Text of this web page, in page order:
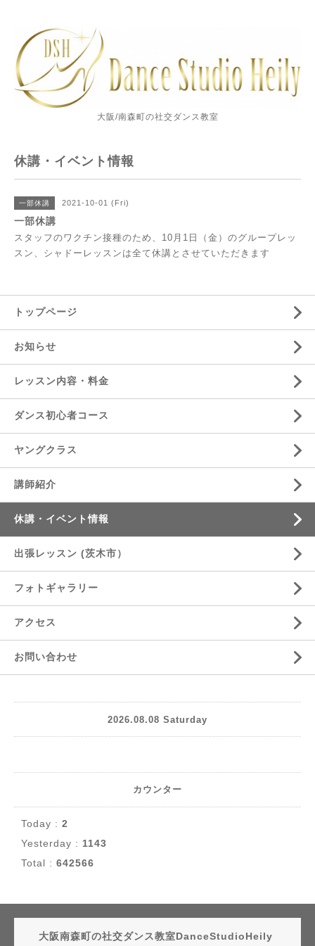
大阪/南森町の社交ダンス教室
休講・イベント情報
一部休講 2021-10-01 (Fri)
一部休講
スタッフのワクチン接種のため、10月1日（金）のグループレッ
スン、シャドーレッスンは全て休講とさせていただきます
トップページ
お知らせ
レッスン内容・料金
ダンス初心者コース
ヤングクラス
講師紹介
休講・イベント情報
出張レッスン (茨木市）
フォトギャラリー
アクセス
お問い合わせ
2026.08.08 Saturday
カウンター
Today : 2
Yesterday : 1143
Total : 642566
大阪南森町の社交ダンス教室DanceStudioHeily